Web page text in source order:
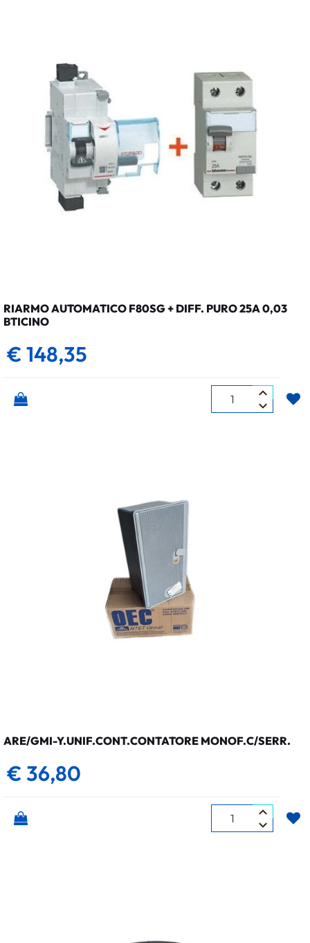
RIARMO AUTOMATICO F80SG + DIFF. PURO 25A 0,03
BTICINO
€ 148,35
Quantità
ARE/GMI-Y.UNIF.CONT.CONTATORE MONOF.C/SERR.
€ 36,80
Quantità